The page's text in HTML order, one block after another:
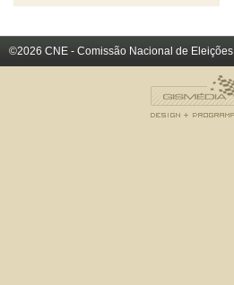
©2026 CNE - Comissão Nacional de Eleições